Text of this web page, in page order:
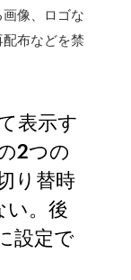
像、ロゴな
布などを禁
表示す
2つの
り替時
い。後
設定で